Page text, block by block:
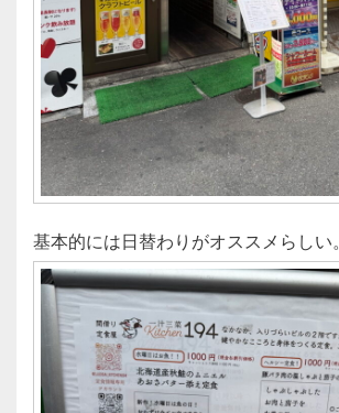
基本的には日替わりがオススメらしい。